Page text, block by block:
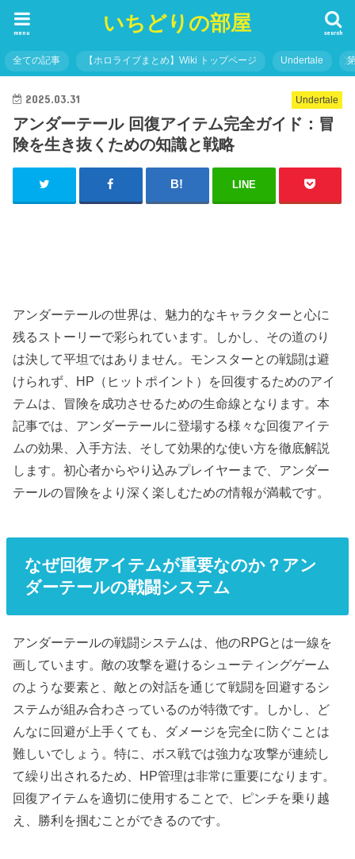
いちどりの部屋 search
menu
全ての記事 【ホロライブまとめ】Wiki トップページ Undertale
Undertale
2025.03.31
アンダーテール 回復アイテム完全ガイド：冒
険を生き抜くための知識と戦略
LINE
アンダーテールの世界は、魅力的なキャラクターと心に
残るストーリーで彩られています。しかし、その道のり
は決して平坦ではありません。モンスターとの戦闘は避
けられず、HP（ヒットポイント）を回復するためのアイ
テムは、冒険を成功させるための生命線となります。本
記事では、アンダーテールに登場する様々な回復アイテ
ムの効果、入手方法、そして効果的な使い方を徹底解説
します。初心者からやり込みプレイヤーまで、アンダー
テールの冒険をより深く楽しむための情報が満載です。
なぜ回復アイテムが重要なのか？アン
ダーテールの戦闘システム
アンダーテールの戦闘システムは、他のRPGとは一線を
画しています。敵の攻撃を避けるシューティングゲーム
のような要素と、敵との対話を通じて戦闘を回避するシ
ステムが組み合わさっているのが特徴です。しかし、ど
んなに回避が上手くても、ダメージを完全に防ぐことは
難しいでしょう。特に、ボス戦では強力な攻撃が連続し
て繰り出されるため、HP管理は非常に重要になります。
回復アイテムを適切に使用することで、ピンチを乗り越
え、勝利を掴むことができるのです。